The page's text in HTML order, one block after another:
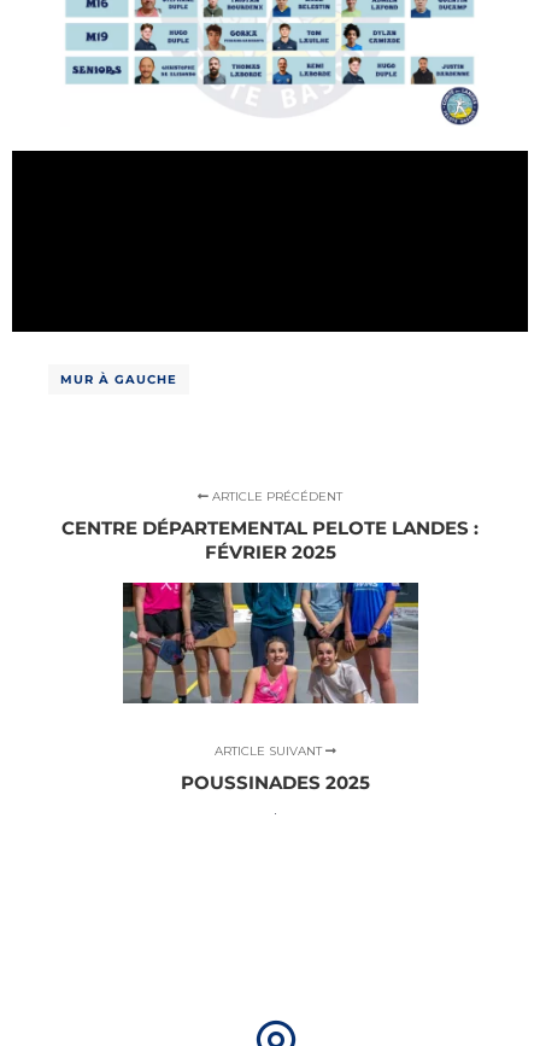
MUR À GAUCHE
ARTICLE PRÉCÉDENT
CENTRE DÉPARTEMENTAL PELOTE LANDES :
FÉVRIER 2025
ARTICLE SUIVANT
POUSSINADES 2025